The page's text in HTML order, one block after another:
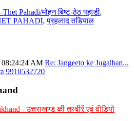
Pahadi/मोहन बिष्ट-ठेठ पहाडी,
PAHADI,प्रहलाद तडियाल
AM Re: Jangeeto ke Jugalban...
9910532720
- उत्तराखण्ड की तस्वीरें एवं वीडियो